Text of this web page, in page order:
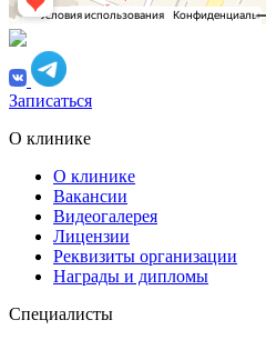
Записаться
О клинике
О клинике
Вакансии
Видеогалерея
Лицензии
Реквизиты организации
Награды и дипломы
Специалисты